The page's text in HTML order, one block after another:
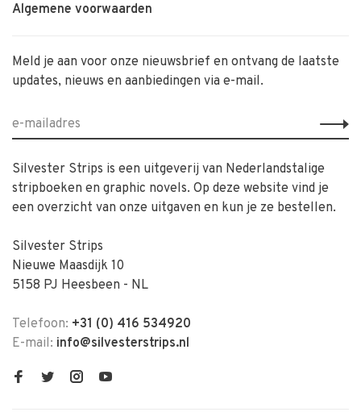
Algemene voorwaarden
Meld je aan voor onze nieuwsbrief en ontvang de laatste
updates, nieuws en aanbiedingen via e-mail.
Silvester Strips is een uitgeverij van Nederlandstalige
stripboeken en graphic novels. Op deze website vind je
een overzicht van onze uitgaven en kun je ze bestellen.
Silvester Strips
Nieuwe Maasdijk 10
5158 PJ Heesbeen - NL
Telefoon: +31 (0) 416 534920
E-mail: info@silvesterstrips.nl